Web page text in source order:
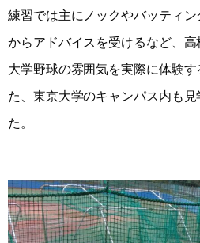
練習では主にノックやバッティ
からアドバイスを受けるなど、
大学野球の雰囲気を実際に体験
た、東京大学のキャンパス内も
た。